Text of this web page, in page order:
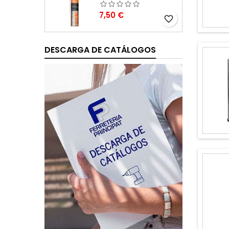
Precio
7,50 € favorite_border
DESCARGA DE CATÁLOGOS